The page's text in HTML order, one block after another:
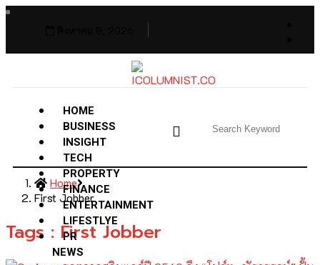
HOME
BUSINESS
INSIGHT
TECH
PROPERTY
FINANCE
ENTERTAINMENT
LIFESTLYE
PR
NEWS
Home
First Jobber
Tags : First Jobber